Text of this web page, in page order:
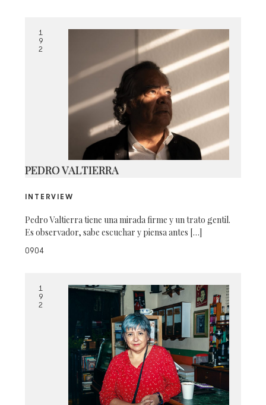
1
9
2
PEDRO VALTIERRA
INTERVIEW
Pedro Valtierra tiene una mirada firme y un trato gentil.
Es observador, sabe escuchar y piensa antes […]
0904
1
9
2